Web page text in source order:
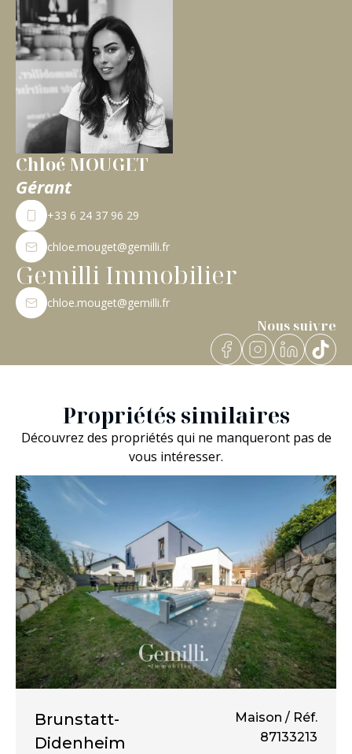
Chloé MOUGET
Gérant
+33 6 24 37 96 29
chloe.mouget@gemilli.fr
Gemilli Immobilier
chloe.mouget@gemilli.fr
Nous suivre
Propriétés similaires
Découvrez des propriétés qui ne manqueront pas de
vous intéresser.
Brunstatt-
Didenheim
Maison / Réf.
87133213